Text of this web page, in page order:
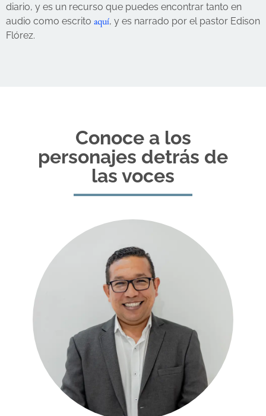
diario, y es un recurso que puedes encontrar tanto en
audio como escrito aquí, y es narrado por el pastor Edison
Flórez.
Conoce a los
personajes detrás de
las voces